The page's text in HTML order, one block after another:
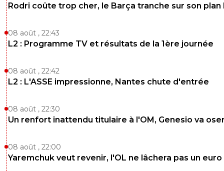
Rodri coûte trop cher, le Barça tranche sur son plan
08 août , 22:43
L2 : Programme TV et résultats de la 1ère journée
08 août , 22:42
L2 : L'ASSE impressionne, Nantes chute d'entrée
08 août , 22:30
Un renfort inattendu titulaire à l'OM, Genesio va
08 août , 22:00
Yaremchuk veut revenir, l'OL ne lâchera pas un euro